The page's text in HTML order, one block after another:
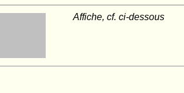
Affiche, cf. ci-dessous